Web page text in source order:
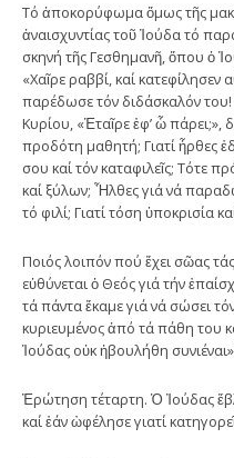
Τό ἀποκορύφωμα ὅμως τῆς
ἀναισχυντίας τοῦ Ἰούδα τό
σκηνή τῆς Γεσθημανῆ, ὅπου ὁ
«Χαῖρε ραββί, καί κατεφίλησεν
παρέδωσε τόν διδάσκαλόν
Κυρίου, «Ἑταῖρε ἐφ’ ὧ πάρει;»,
προδότη μαθητή; Γιατί ἦρθες
σου καί τόν καταφιλεῖς; Τότε
καί ξύλων; Ἦλθες γιά νά
τό φιλί; Γιατί τόση ὑποκρισία
Ποιός λοιπόν πού ἔχει σῶας
εὐθύνεται ὁ Θεός γιά τήν
τά πάντα ἔκαμε γιά νά σώσει
κυριευμένος ἀπό τά πάθη του
Ἰούδας οὐκ ἠβουλήθη
Ἐρώτηση τέταρτη. Ὁ Ἰούδας
καί ἐάν ὠφέλησε γιατί